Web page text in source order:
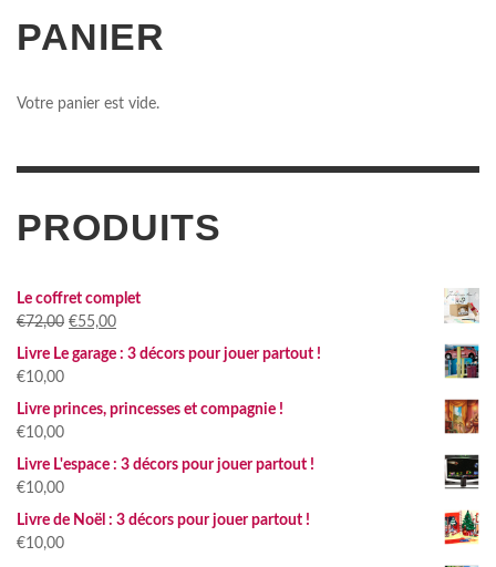
PANIER
Votre panier est vide.
PRODUITS
Le coffret complet
€72,00 Le
€72,00.
€55,00Le
prix
€55,00.
Livre Le garage : 3 décors pour jouer partout !
€10,00
Livre princes, princesses et compagnie !
€10,00
Livre L'espace : 3 décors pour jouer partout !
€10,00
Livre de Noël : 3 décors pour jouer partout !
€10,00